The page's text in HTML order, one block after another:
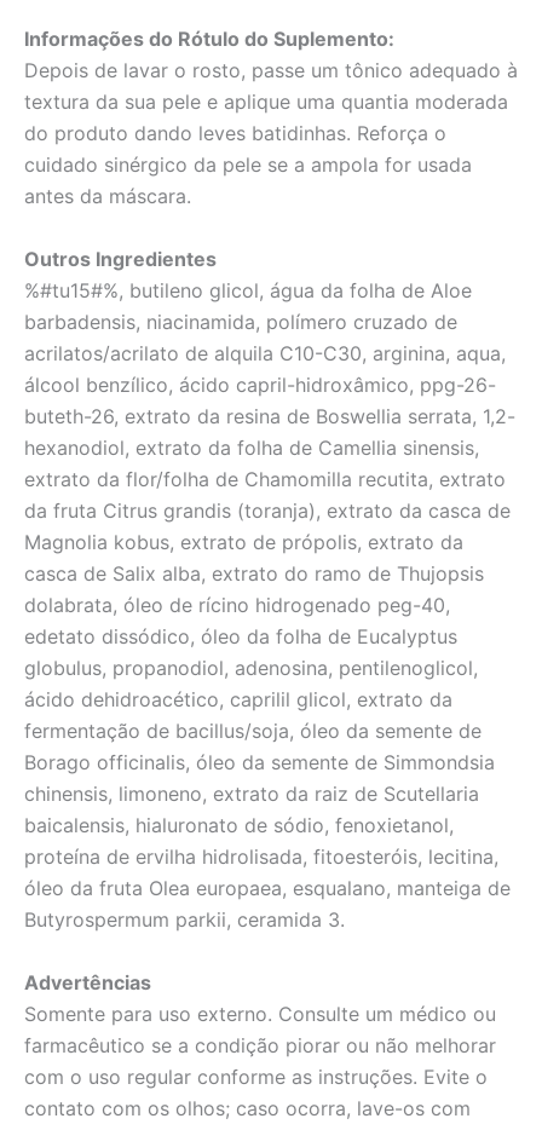
Informações do Rótulo do Suplemento:
Depois de lavar o rosto, passe um tônico adequado à
textura da sua pele e aplique uma quantia moderada
do produto dando leves batidinhas. Reforça o
cuidado sinérgico da pele se a ampola for usada
antes da máscara.
Outros Ingredientes
%#tu15#%, butileno glicol, água da folha de Aloe
barbadensis, niacinamida, polímero cruzado de
acrilatos/acrilato de alquila C10-C30, arginina, aqua,
álcool benzílico, ácido capril-hidroxâmico, ppg-26-
buteth-26, extrato da resina de Boswellia serrata, 1,2-
hexanodiol, extrato da folha de Camellia sinensis,
extrato da flor/folha de Chamomilla recutita, extrato
da fruta Citrus grandis (toranja), extrato da casca de
Magnolia kobus, extrato de própolis, extrato da
casca de Salix alba, extrato do ramo de Thujopsis
dolabrata, óleo de rícino hidrogenado peg-40,
edetato dissódico, óleo da folha de Eucalyptus
globulus, propanodiol, adenosina, pentilenoglicol,
ácido dehidroacético, caprilil glicol, extrato da
fermentação de bacillus/soja, óleo da semente de
Borago officinalis, óleo da semente de Simmondsia
chinensis, limoneno, extrato da raiz de Scutellaria
baicalensis, hialuronato de sódio, fenoxietanol,
proteína de ervilha hidrolisada, fitoesteróis, lecitina,
óleo da fruta Olea europaea, esqualano, manteiga de
Butyrospermum parkii, ceramida 3.
Advertências
Somente para uso externo. Consulte um médico ou
farmacêutico se a condição piorar ou não melhorar
com o uso regular conforme as instruções. Evite o
contato com os olhos; caso ocorra, lave-os com